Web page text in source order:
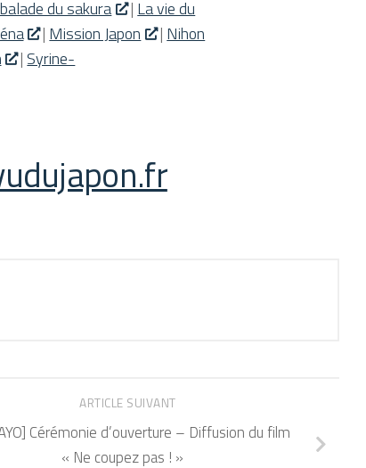
du sakura | La vie du
| Mission Japon | Nihon
|Syrine-
ARTICLE SUIVANT
Cérémonie d’ouverture – Diffusion du film
« Ne coupez pas ! »